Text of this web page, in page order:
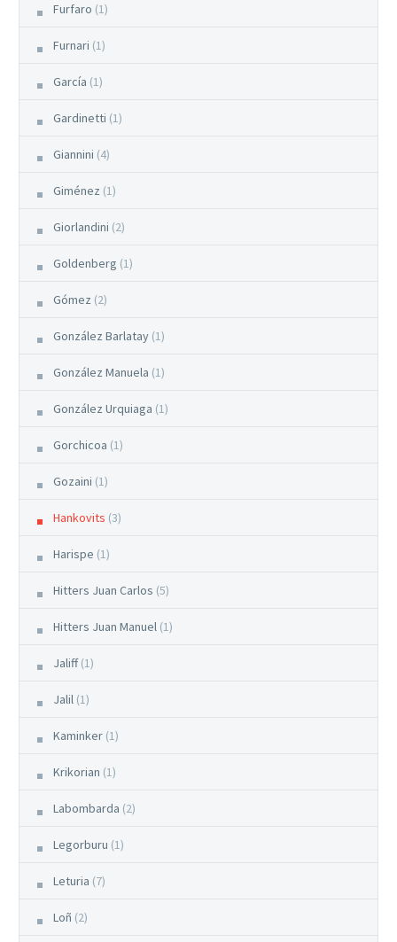
Furfaro (1)
Furnari (1)
García (1)
Gardinetti (1)
Giannini (4)
Giménez (1)
Giorlandini (2)
Goldenberg (1)
Gómez (2)
González Barlatay (1)
González Manuela (1)
González Urquiaga (1)
Gorchicoa (1)
Gozaini (1)
Hankovits (3)
Harispe (1)
Hitters Juan Carlos (5)
Hitters Juan Manuel (1)
Jaliff (1)
Jalil (1)
Kaminker (1)
Krikorian (1)
Labombarda (2)
Legorburu (1)
Leturia (7)
Loñ (2)